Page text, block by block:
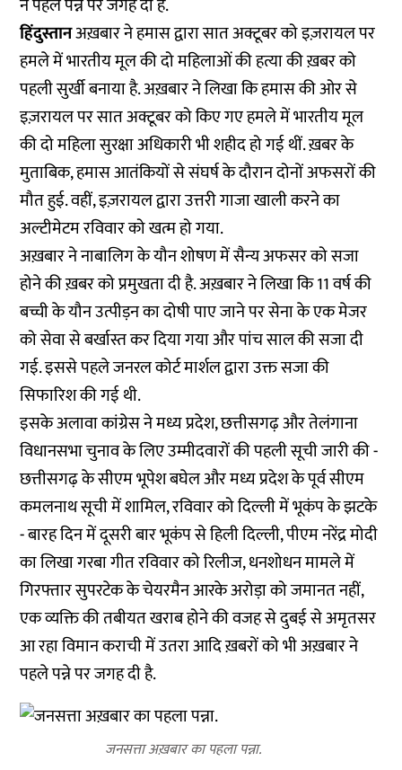
ने पहले पन्ने पर जगह दी है.
हिंदुस्तानअख़बार ने हमास द्वारा सात अक्टूबर को इज़रायल पर
हमले में भारतीय मूल की दो महिलाओं की हत्या की ख़बर को
पहली सुर्खी बनाया है. अख़बार ने लिखा कि हमास की ओर से
इज़रायल पर सात अक्टूबर को किए गए हमले में भारतीय मूल
की दो महिला सुरक्षा अधिकारी भी शहीद हो गई थीं. ख़बर के
मुताबिक, हमास आतंकियों से संघर्ष के दौरान दोनों अफसरों की
मौत हुई. वहीं, इज़रायल द्वारा उत्तरी गाजा खाली करने का
अल्टीमेटम रविवार को खत्म हो गया.
अख़बार ने नाबालिग के यौन शोषण में सैन्य अफसर को सजा
होने की ख़बर को प्रमुखता दी है. अख़बार ने लिखा कि 11 वर्ष की
बच्ची के यौन उत्पीड़न का दोषी पाए जाने पर सेना के एक मेजर
को सेवा से बर्खास्त कर दिया गया और पांच साल की सजा दी
गई. इससे पहले जनरल कोर्ट मार्शल द्वारा उक्त सजा की
सिफारिश की गई थी.
इसके अलावा कांग्रेस ने मध्य प्रदेश, छत्तीसगढ़ और तेलंगाना
विधानसभा चुनाव के लिए उम्मीदवारों की पहली सूची जारी की -
छत्तीसगढ़ के सीएम भूपेश बघेल और मध्य प्रदेश के पूर्व सीएम
कमलनाथ सूची में शामिल, रविवार को दिल्ली में भूकंप के झटके
- बारह दिन में दूसरी बार भूकंप से हिली दिल्ली, पीएम नरेंद्र मोदी
का लिखा गरबा गीत रविवार को रिलीज, धनशोधन मामले में
गिरफ्तार सुपरटेक के चेयरमैन आरके अरोड़ा को जमानत नहीं,
एक व्यक्ति की तबीयत खराब होने की वजह से दुबई से अमृतसर
आ रहा विमान कराची में उतरा आदि ख़बरों को भी अख़बार ने
पहले पन्ने पर जगह दी है.
जनसत्ता अख़बार का पहला पन्ना.